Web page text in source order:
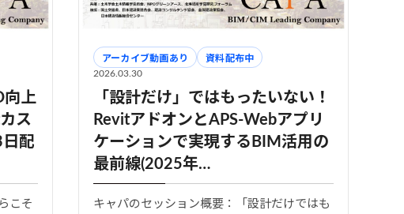
向上
ス
配
こそ
アーカイブ動画あり
資料配布中
2026.03.30
「設計だけ」ではもったいない！
RevitアドオンとAPS-Webアプリ
ケーションで実現するBIM活用の
最前線(2025年…
キャパのセッション概要：「設計だけではも